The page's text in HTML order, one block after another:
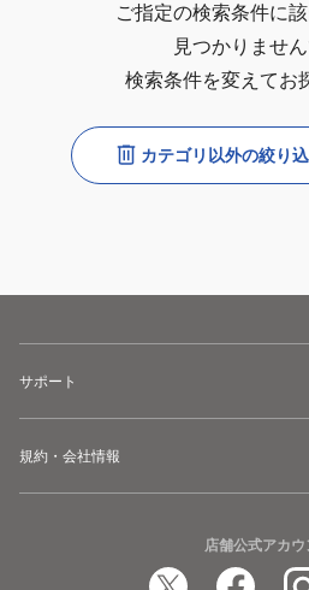
ご指定の検索条件に
見つかりませ
検索条件を変えてお
カテゴリ以外の絞り
サポート
規約・会社情報
店舗公式アカウ